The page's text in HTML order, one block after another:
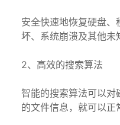
安全快速地恢复硬盘
坏、系统崩溃及其他未
2、高效的搜索算法
智能的搜索算法可以对
的文件信息，就可以正